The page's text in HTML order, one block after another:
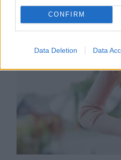
CONFIRM
Data Deletion Data
Egyre több embernél
első jelek szinte